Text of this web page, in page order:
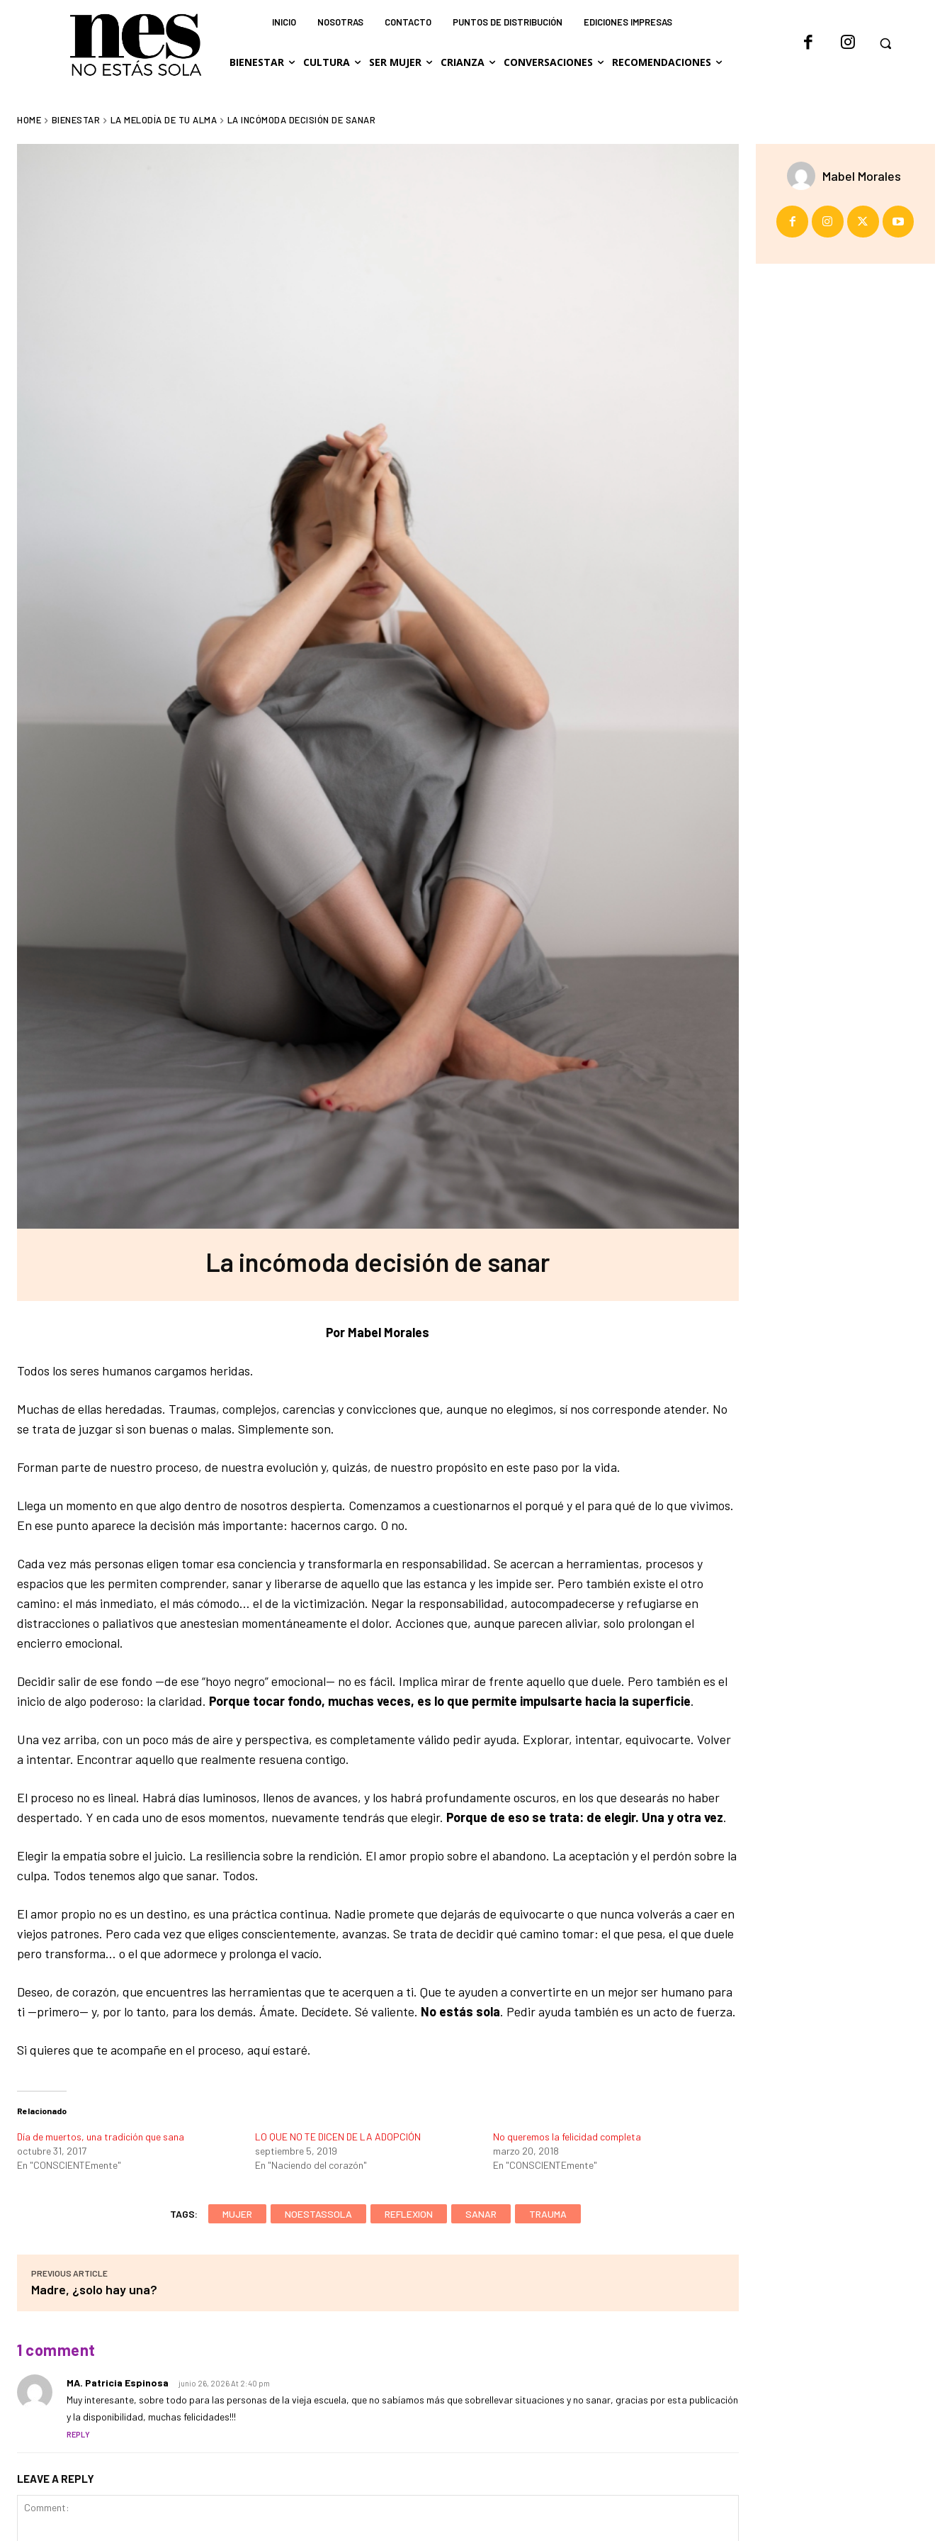
INICIO NOSOTRAS CONTACTO PUNTOS DE DISTRIBUCIÓN EDICIONES IMPRESAS
BIENESTAR CULTURA SER MUJER CRIANZA CONVERSACIONES RECOMENDACIONES
HOME BIENESTAR LA MELODÍA DE TU ALMA LA INCÓMODA DECISIÓN DE SANAR
La incómoda decisión de sanar
Por Mabel Morales
Todos los seres humanos cargamos heridas.
Muchas de ellas heredadas. Traumas, complejos, carencias y convicciones que, aunque no elegimos, sí nos corresponde atender. No
se trata de juzgar si son buenas o malas. Simplemente son.
Forman parte de nuestro proceso, de nuestra evolución y, quizás, de nuestro propósito en este paso por la vida.
Llega un momento en que algo dentro de nosotros despierta. Comenzamos a cuestionarnos el porqué y el para qué de lo que vivimos.
En ese punto aparece la decisión más importante: hacernos cargo. O no.
Cada vez más personas eligen tomar esa conciencia y transformarla en responsabilidad. Se acercan a herramientas, procesos y
espacios que les permiten comprender, sanar y liberarse de aquello que las estanca y les impide ser. Pero también existe el otro
camino: el más inmediato, el más cómodo… el de la victimización. Negar la responsabilidad, autocompadecerse y refugiarse en
distracciones o paliativos que anestesian momentáneamente el dolor. Acciones que, aunque parecen aliviar, solo prolongan el
encierro emocional.
Decidir salir de ese fondo —de ese “hoyo negro” emocional— no es fácil. Implica mirar de frente aquello que duele. Pero también es el
inicio de algo poderoso: la claridad. Porque tocar fondo, muchas veces, es lo que permite impulsarte hacia la superficie.
Una vez arriba, con un poco más de aire y perspectiva, es completamente válido pedir ayuda. Explorar, intentar, equivocarte. Volver
a intentar. Encontrar aquello que realmente resuena contigo.
El proceso no es lineal. Habrá días luminosos, llenos de avances, y los habrá profundamente oscuros, en los que desearás no haber
despertado. Y en cada uno de esos momentos, nuevamente tendrás que elegir. Porque de eso se trata: de elegir. Una y otra vez.
Elegir la empatía sobre el juicio. La resiliencia sobre la rendición. El amor propio sobre el abandono. La aceptación y el perdón sobre la
culpa. Todos tenemos algo que sanar. Todos.
El amor propio no es un destino, es una práctica continua. Nadie promete que dejarás de equivocarte o que nunca volverás a caer en
viejos patrones. Pero cada vez que eliges conscientemente, avanzas. Se trata de decidir qué camino tomar: el que pesa, el que duele
pero transforma… o el que adormece y prolonga el vacío.
Deseo, de corazón, que encuentres las herramientas que te acerquen a ti. Que te ayuden a convertirte en un mejor ser humano para
ti —primero— y, por lo tanto, para los demás. Ámate. Decídete. Sé valiente. No estás sola. Pedir ayuda también es un acto de fuerza.
Si quieres que te acompañe en el proceso, aquí estaré.
Relacionado
Día de muertos, una tradición que sana
octubre 31, 2017
En "CONSCIENTEmente"
LO QUE NO TE DICEN DE LA ADOPCIÓN
septiembre 5, 2019
En "Naciendo del corazón"
No queremos la felicidad completa
marzo 20, 2018
En "CONSCIENTEmente"
TAGS: MUJER NOESTASSOLA REFLEXION SANAR TRAUMA
PREVIOUS ARTICLE
Madre, ¿solo hay una?
1 comment
MA. Patricia Espinosa junio 26, 2026 At 2:40 pm
Muy interesante, sobre todo para las personas de la vieja escuela, que no sabíamos más que sobrellevar situaciones y no sanar, gracias por esta publicación
y la disponibilidad, muchas felicidades!!!
REPLY
LEAVE A REPLY
Mabel Morales